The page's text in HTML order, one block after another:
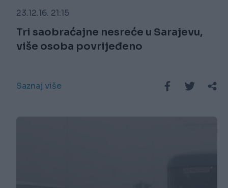
23.12.16. 21:15
Tri saobraćajne nesreće u Sarajevu,
više osoba povrijeđeno
Saznaj više